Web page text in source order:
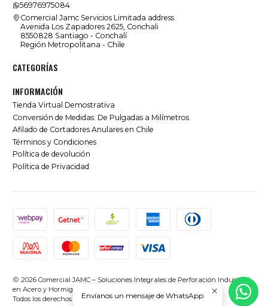
56976975084
Comercial Jamc Servicios Limitada address
Avenida Los Zapadores 2625, Conchali
8550828 Santiago - Conchalí
Región Metropolitana - Chile
CATEGORÍAS
INFORMACIÓN
Tienda Virtual Demostrativa
Conversión de Medidas: De Pulgadas a Milímetros
Afilado de Cortadores Anulares en Chile
Términos y Condiciones
Política de devolución
Política de Privacidad
2026 Comercial JAMC – Soluciones Integrales de Perforación Industrial
en Acero y Hormigón en Chile.
Todos los derechos reservados.Desarrollado por Jumpseller
Envíanos un mensaje de WhatsApp